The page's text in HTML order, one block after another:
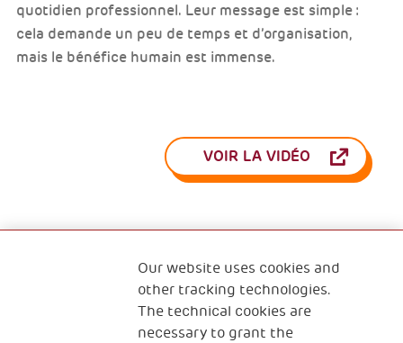
quotidien professionnel. Leur message est simple :
cela demande un peu de temps et d’organisation,
mais le bénéfice humain est immense.
VOIR LA VIDÉO
Qui sommes-nous ? Nous contacter
Programme Famille Programme Réfugiés
Our website uses cookies and
other tracking technologies.
The technical cookies are
necessary to grant the